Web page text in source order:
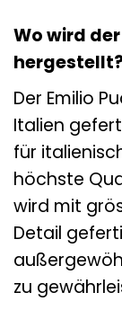
Wo wird
Der Emilio
Italien
für
höchste
wird mit
Detail
zu